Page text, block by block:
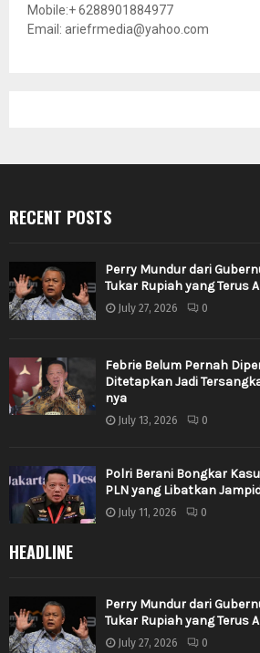
Mobile:+ 6288901884977
Email: ariefrmedia@yahoo.com
RECENT POSTS
Perry Mundur dari
Tukar Rupiah yang Terus
July 27, 2026 0
Febrie Belum Pernah
Ditetapkan Jadi
nya
July 13, 2026 0
Polri Berani Bongkar
PLN yang Libatkan
July 11, 2026 0
HEADLINE
Perry Mundur dari
Tukar Rupiah yang Terus
July 27, 2026 0